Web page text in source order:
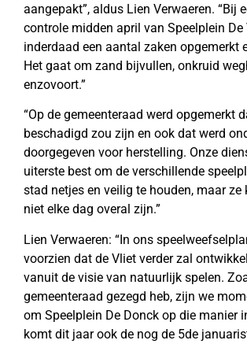
aangepakt”, aldus Lien Verwaeren. “Bij
controle midden april van Speelplein De
inderdaad een aantal zaken opgemerkt
Het gaat om zand bijvullen, onkruid
enzovoort.”
“Op de gemeenteraad werd opgemerkt
beschadigd zou zijn en ook dat werd
doorgegeven voor herstelling. Onze
uiterste best om de verschillende
stad netjes en veilig te houden, maar ze
niet elke dag overal zijn.”
Lien Verwaeren: “In ons
voorzien dat de Vliet verder zal
vanuit de visie van natuurlijk spelen.
gemeenteraad gezegd heb, zijn we
om Speelplein De Donck op die manier
komt dit jaar ook de nog de 5de